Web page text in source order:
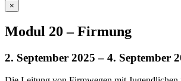
×
Modul 20 – Firmung
2. September 2025 – 4. September